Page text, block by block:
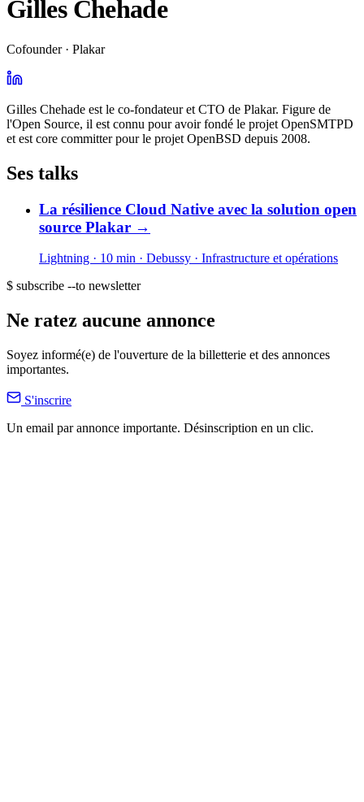
Gilles Chehade
Cofounder · Plakar
Gilles Chehade est le co-fondateur et CTO de Plakar. Figure de
l'Open Source, il est connu pour avoir fondé le projet OpenSMTPD
et est core committer pour le projet OpenBSD depuis 2008.
Ses talks
La résilience Cloud Native avec la solution open
source Plakar →
Lightning · 10 min · Debussy · Infrastructure et opérations
$ subscribe --to newsletter
Ne ratez aucune annonce
Soyez informé(e) de l'ouverture de la billetterie et des annonces
importantes.
S'inscrire
Un email par annonce importante. Désinscription en un clic.